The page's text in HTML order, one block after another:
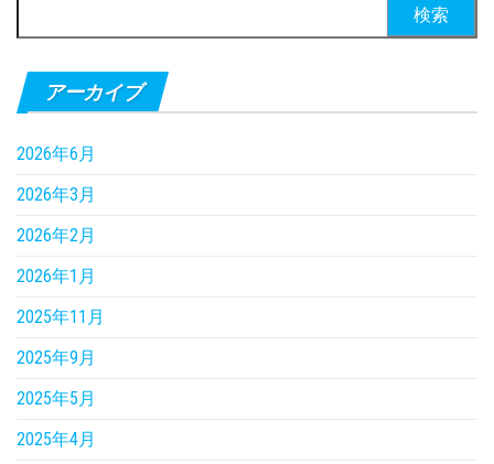
索:
アーカイブ
2026年6月
2026年3月
2026年2月
2026年1月
2025年11月
2025年9月
2025年5月
2025年4月